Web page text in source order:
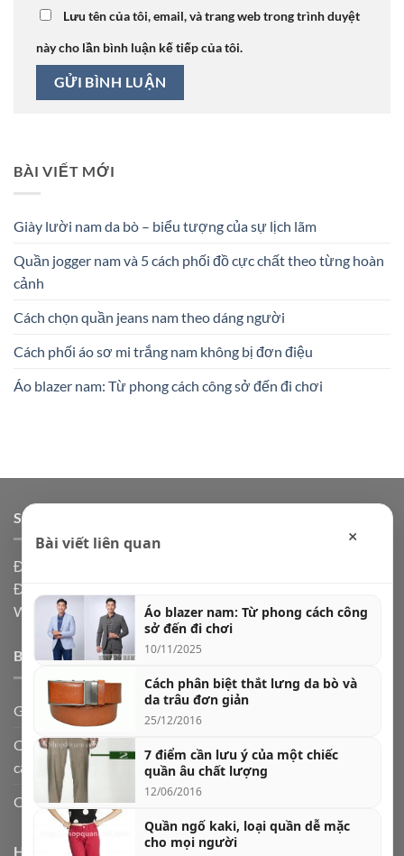
Lưu tên của tôi, email, và trang web trong trình duyệt
này cho lần bình luận kế tiếp của tôi.
BÀI VIẾT MỚI
Giày lười nam da bò – biểu tượng của sự lịch lãm
Quần jogger nam và 5 cách phối đồ cực chất theo từng hoàn
cảnh
Cách chọn quần jeans nam theo dáng người
Cách phối áo sơ mi trắng nam không bị đơn điệu
Áo blazer nam: Từ phong cách công sở đến đi chơi
SHOP ĐỒ NAM ONLINE
Địa chỉ: Hà Nội, Ship code toàn quốc
Điện thoại:
Website: Shopdonam.com
BÀI VIẾT MỚI
Giày lười nam da bò – biểu tượng của sự lịch lãm
Quần jogger nam và 5 cách phối đồ cực chất theo từng hoàn
cảnh
Cách chọn quần jeans nam theo dáng người
HƯỚNG DẪN CHỌN QUẦN ÁO NAM
Bài viết liên quan ×
Áo blazer nam: Từ phong cách công
sở đến đi chơi
10/11/2025
Cách phân biệt thắt lưng da bò và
da trâu đơn giản
25/12/2016
7 điểm cần lưu ý của một chiếc
quần âu chất lượng
12/06/2016
Quần ngố kaki, loại quần dễ mặc
cho mọi người